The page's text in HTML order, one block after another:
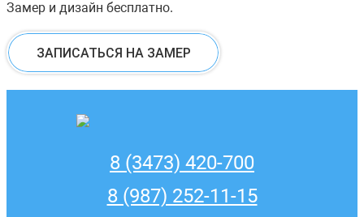
ЗАПИСАТЬСЯ НА ЗАМЕР
8 (3473) 420-700
8 (987) 252-11-15